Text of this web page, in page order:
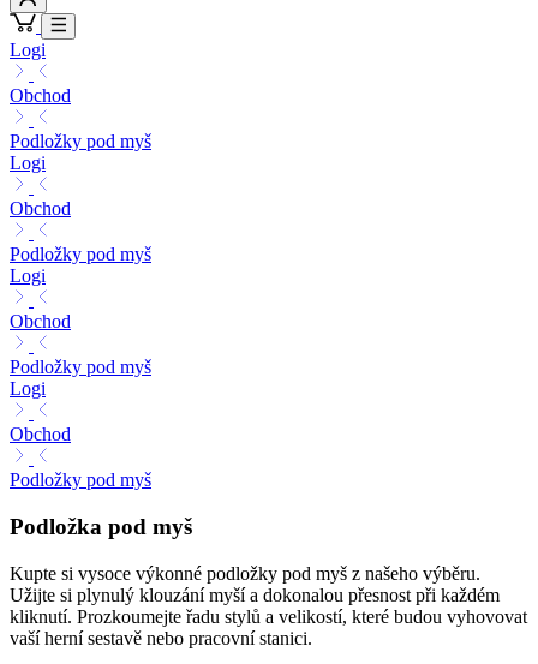
Logi
Obchod
Podložky pod myš
Logi
Obchod
Podložky pod myš
Logi
Obchod
Podložky pod myš
Logi
Obchod
Podložky pod myš
Podložka pod myš
Kupte si vysoce výkonné podložky pod myš z našeho výběru.
Užijte si plynulý klouzání myší a dokonalou přesnost při každém
kliknutí. Prozkoumejte řadu stylů a velikostí, které budou vyhovovat
vaší herní sestavě nebo pracovní stanici.